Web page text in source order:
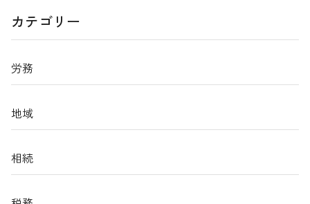
カテゴリー
労務
地域
相続